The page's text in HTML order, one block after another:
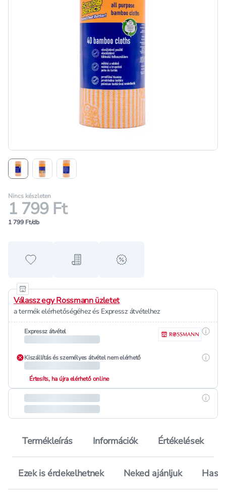
Nincs készleten
1 799 Ft
1 799 Ft/db
Hozzáadás a kedvencekhez
Hozzáadás a bevásárló listához
alert when on sale
Válassz egy Rossmann üzletet
a termék elérhetőségéhez és Expressz átvételhez
Expressz átvétel
Kiszállítás és személyes átvétel nem elérhető
Értesíts, ha újra elérhető online
Termékleírás Információk Értékelések
Ezek is érdekelhetnek Neked ajánljuk